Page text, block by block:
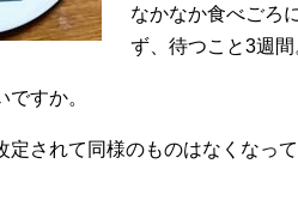
なかなか食べごろ
ず、待つこと3週間
すか。
されて同様のものはなくなって